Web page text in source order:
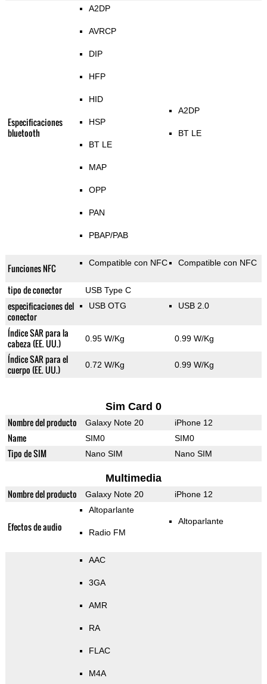
Especificaciones
bluetooth
A2DP
AVRCP
DIP
HFP
HID
HSP
BT LE
MAP
OPP
PAN
PBAP/PAB
A2DP
BT LE
Funciones NFC Compatible con NFC Compatible con NFC
tipo de conector USB Type C
especificaciones del
conector
USB OTG USB 2.0
Índice SAR para la
cabeza (EE. UU.)
0.95 W/Kg 0.99 W/Kg
Índice SAR para el
cuerpo (EE. UU.)
0.72 W/Kg 0.99 W/Kg
Sim Card 0
Nombre del producto Galaxy Note 20 iPhone 12
Name SIM0 SIM0
Tipo de SIM Nano SIM Nano SIM
Multimedia
Nombre del producto Galaxy Note 20 iPhone 12
Efectos de audio
Altoparlante
Radio FM
Altoparlante
AAC
3GA
AMR
RA
FLAC
M4A